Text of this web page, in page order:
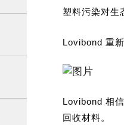
塑料污染对生
Lovibond 重
Lovibond 相
回收材料。